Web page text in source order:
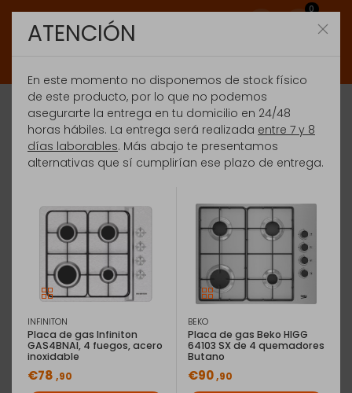
0
ATENCIÓN
En este momento no disponemos de stock físico
de este producto, por lo que no podemos
asegurarte la entrega en tu domicilio en 24/48
horas hábiles. La entrega será realizada entre 7 y 8
días laborables. Más abajo te presentamos
alternativas que sí cumplirían ese plazo de entrega.
INFINITON
Placa de gas Infiniton
GAS4BNAI, 4 fuegos, acero
inoxidable
€78 ,90
BEKO
Placa de gas Beko HIGG
64103 SX de 4 quemadores
Butano
€90,90